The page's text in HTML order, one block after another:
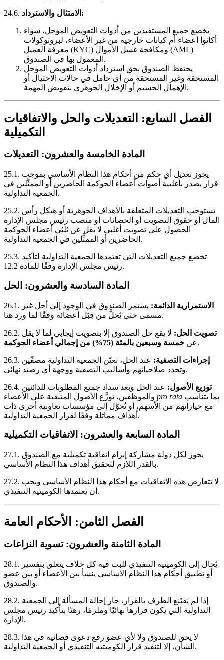
24.6. الامتثال والاسترداد:
يخضع جميع المستفيدين من أدوات التعويض المؤجل، سواء
أكانوا أعضاء أم كيانات خارجية من غير الأعضاء، لبروتوكولات
معرفة العميل (KYC) ومكافحة غسل الأموال (AML)
المعمول بها في الصندوق.
يحتفظ الصندوق بحق استرداد أدوات التعويض المؤجل
المستحقة وغير المستحقة من أي حامل في حالات الاحتيال أو
الإهمال الجسيم أو الإخلال الجوهري بتفويض المهمة.
الفصل السابع: التعديلات والحل والاتفاقيات
التكميلية
المادة الخامسة والعشرون: التعديلات
25.1.
قرار يصدر بأغلبية أصوات أعضاء الحوكمة الحاضرين أو الممثَّلين في
الجمعية التداولية.
25.2.
المال أو حقوق التصويت أو الحصانات أو منصب رئيس مجلس الإدارة
الحصول على تصويت أغلبي لا يقل عن ثلثي أعضاء الحوكمة
الحاضرين أو الممثَّلين في الجمعية التداولية.
25.3.
رئيس مجلس الإدارة وفقًا للمادة 12.2.
المادة السادسة والعشرون: الحل
26.1. الاستمرارية الدائمة: يستمر الصندوق في الوجود إلى أجل غير
مسمى حتى يُحلَّ من قِبَل أعضائه وفقًا لما ورد هنا.
26.2. تصويت الحل: لا يقع حل الصندوق إلا بتصويت إيجابي لما لا يقل
عن خمسة وسبعين بالمئة (75%) من إجمالي أعضاء الحوكمة .
26.3. إجراءات التصفية: عند الحل، تعيّن الجمعية التداولية مصفّين
وتحدد صلاحياتهم وأساليب التصفية ووجهة أي رصيد نهائي.
26.4. توزيع الأصول: عند الحل وبعد سداد جميع المطلوبات للدائنين
pro rata
مع حيازاتهم من الأسهم، أو تُحوَّل إلى مؤسسات تعاونية أخرى ذات
أهداف مماثلة وفقًا لقرار الجمعية التداولية.
المادة السابعة والعشرون: الاتفاقيات التكميلية
27.1.
بالقدر اللازم لتحقيق أهداف هذا النظام الأساسي.
27.2.
أن يعتمدها الكوميتيه التنفيذي.
الفصل الثامن: الأحكام العامة
المادة الثامنة والعشرون: تسوية النزاعات
28.1.
أو تطبيق أحكام هذا النظام الأساسي ينشأ بين الأعضاء أو بين عضو
والصندوق.
28.2.
التداولية التي يكون قرارها نهائيًا وملزمًا، رهنًا بتأكيد رئيس مجلس
الإدارة.
28.3.
الشأن، إلا لتنفيذ قرار الكوميتيه التنفيذي أو الجمعية التداولية.